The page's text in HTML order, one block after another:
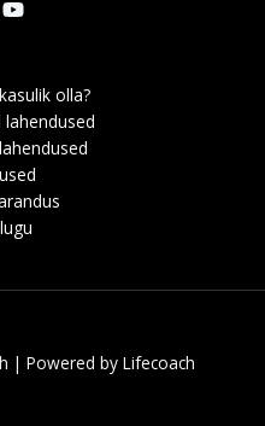
olla?
lahendused
| Powered by Lifecoach